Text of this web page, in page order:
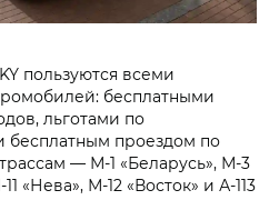
пользуются всеми
бесплатными
льготами по
бесплатным проездом по
— М-1 «Беларусь», М-3
«Нева», М-12 «Восток» и А-113